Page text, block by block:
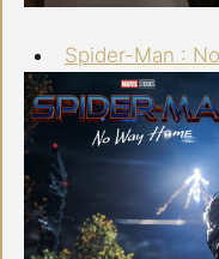
Spider-Man :